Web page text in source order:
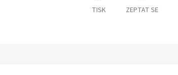
TISK ZEPTAT SE